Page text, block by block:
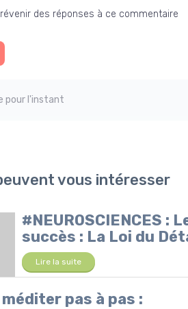
des réponses à ce commentaire
pour l'instant
vous intéresser
#NEUROSCIENCES :
succès : La Loi du
Lire la suite
pas à pas :